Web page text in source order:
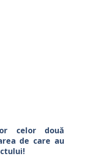
celor două
de care au